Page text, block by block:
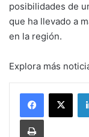
posibilidades de
que ha llevado a
en la región.
Explora más
Imprimir